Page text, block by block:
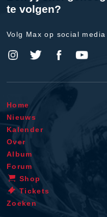
te volgen?
Volg Max op social
Home
Nieuws
Kalender
Over
Album
Forum
Shop
Tickets
Zoeken